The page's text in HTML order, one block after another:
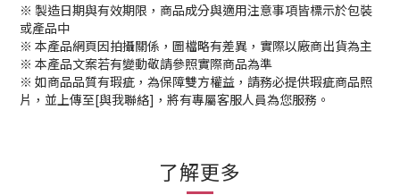
※ 製造日期與有效期限，商品成分與適用注意事項皆標示於包裝
或產品中
※ 本產品網頁因拍攝關係，圖檔略有差異，實際以廠商出貨為主
※ 本產品文案若有變動敬請參照實際商品為準
※ 如商品品質有瑕疵，為保障雙方權益，請務必提供瑕疵商品照
片，並上傳至[與我聯絡]，將有專屬客服人員為您服務。
了解更多